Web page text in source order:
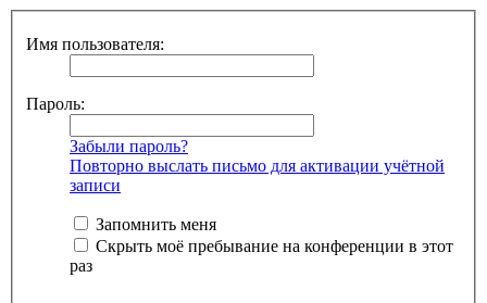
Имя пользователя:
Пароль:
Забыли пароль?
Повторно выслать письмо для активации учётной
записи
Запомнить меня
Скрыть моё пребывание на конференции в этот
раз